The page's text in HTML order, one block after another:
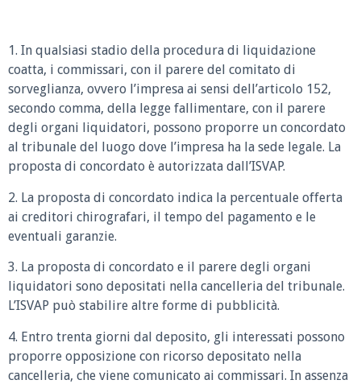
1. In qualsiasi stadio della procedura di liquidazione
coatta, i commissari, con il parere del comitato di
sorveglianza, ovvero l’impresa ai sensi dell’articolo 152,
secondo comma, della legge fallimentare, con il parere
degli organi liquidatori, possono proporre un concordato
al tribunale del luogo dove l’impresa ha la sede legale. La
proposta di concordato è autorizzata dall’ISVAP.
2. La proposta di concordato indica la percentuale offerta
ai creditori chirografari, il tempo del pagamento e le
eventuali garanzie.
3. La proposta di concordato e il parere degli organi
liquidatori sono depositati nella cancelleria del tribunale.
L’ISVAP può stabilire altre forme di pubblicità.
4. Entro trenta giorni dal deposito, gli interessati possono
proporre opposizione con ricorso depositato nella
cancelleria, che viene comunicato ai commissari. In assenza